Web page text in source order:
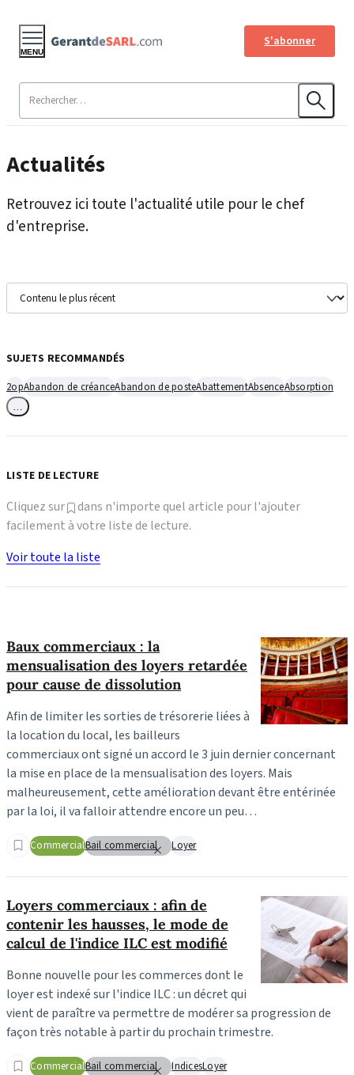
S'abonner
MENU
Actualités
Retrouvez ici toute l'actualité utile pour le chef
d'entreprise.
Baux commerciaux : la
mensualisation des loyers retardée
pour cause de dissolution
Afin de limiter les sorties de trésorerie liées à
la location du local, les bailleurs
commerciaux ont signé un accord le 3 juin dernier concernant
la mise en place de la mensualisation des loyers. Mais
malheureusement, cette amélioration devant être entérinée
par la loi, il va falloir attendre encore un peu…
CommercialBail commercial Loyer
Loyers commerciaux : afin de
contenir les hausses, le mode de
calcul de l'indice ILC est modifié
Bonne nouvelle pour les commerces dont le
loyer est indexé sur l'indice ILC : un décret qui
vient de paraître va permettre de modérer sa progression de
façon très notable à partir du prochain trimestre.
CommercialBail commercial IndicesLoyer
SUJETS RECOMMANDÉS
2opAbandon de créanceAbandon de posteAbattementAbsenceAbsorption
LISTE DE LECTURE
Cliquez sur
dans n'importe quel article pour l'ajouter
facilement à votre liste de lecture.
Voir toute la liste